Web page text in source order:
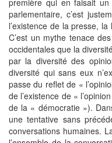
parlementaire, c’est
l’existence de la presse, la
C’est un mythe tenace
occidentales que la
par la diversité des
diversité qui sans eux
passe du reflet de «
de l’existence de «
de la « démocratie »).
une tentative sans
conversations humaines.